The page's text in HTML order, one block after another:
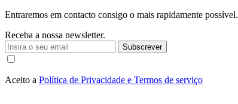
Entraremos em contacto consigo o mais rapidamente possível.
Receba a nossa newsletter.
Subscrever
Aceito a Política de Privacidade e Termos de serviço